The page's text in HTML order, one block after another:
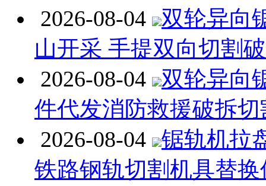
2026-08-04
双轮异向
山开采 手提双向切割
2026-08-04
双轮异向
件代发消防救援破拆
2026-08-04
锯轨机拉
铁路钢轨切割机具替换